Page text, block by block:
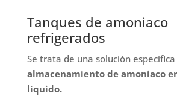
Tanques de amoniaco
refrigerados
Se trata de una solución
almacenamiento de amoniaco
líquido.